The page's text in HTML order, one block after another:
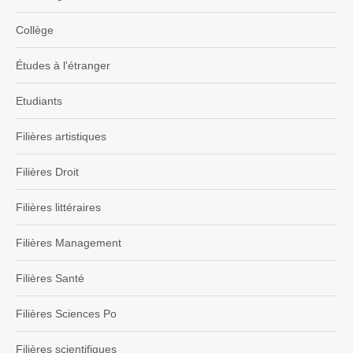
Collège
Études à l'étranger
Etudiants
Filières artistiques
Filières Droit
Filières littéraires
Filières Management
Filières Santé
Filières Sciences Po
Filières scientifiques